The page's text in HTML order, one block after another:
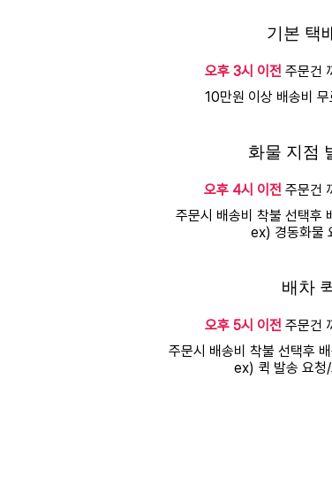
기본 택
오후 3시 이전 주문건
10만원 이상 배송비
화물 지점
오후 4시 이전 주문건
주문시 배송비 착불 선택후
ex) 경동화물
배차
오후 5시 이전 주문건
주문시 배송비 착불 선택후
ex) 퀵 발송 요청